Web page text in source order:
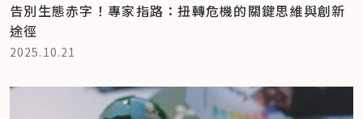
告別生態赤字！專家指路：扭轉危機的關鍵思維與創新
途徑
2025.10.21